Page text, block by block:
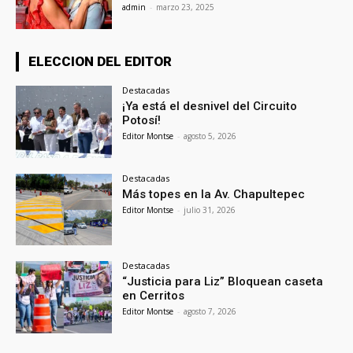
admin - marzo 23, 2025
ELECCION DEL EDITOR
Destacadas
¡Ya está el desnivel del Circuito
Potosí!
Editor Montse - agosto 5, 2026
Destacadas
Más topes en la Av. Chapultepec
Editor Montse - julio 31, 2026
Destacadas
“Justicia para Liz” Bloquean caseta
en Cerritos
Editor Montse - agosto 7, 2026